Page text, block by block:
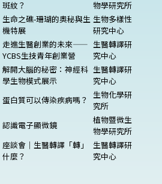
斑紋？
物學研究所
生命之礁-珊瑚的奧秘與生
機特展
生物多樣性
研究中心
走進生醫創業的未來——
YCBS生技青年創業營
生醫轉譯研
究中心
解開大腦的秘密：神經科
學生物模式展示
生醫轉譯研
究中心
蛋白質可以傳染疾病嗎？
生物化學研
究所
認識電子顯微鏡
植物暨微生
物學研究所
座談會｜生醫轉譯「轉」
什麼？
生醫轉譯研
究中心